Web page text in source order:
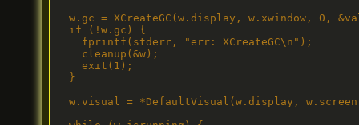
w.gc = XCreateGC(w.display, w.xwindow, 0,
  if (!w.gc) {
    fprintf(stderr, "err: XCreateGC\n");
    cleanup(&w);
    exit(1);
  }
w.visual = *DefaultVisual(w.display,